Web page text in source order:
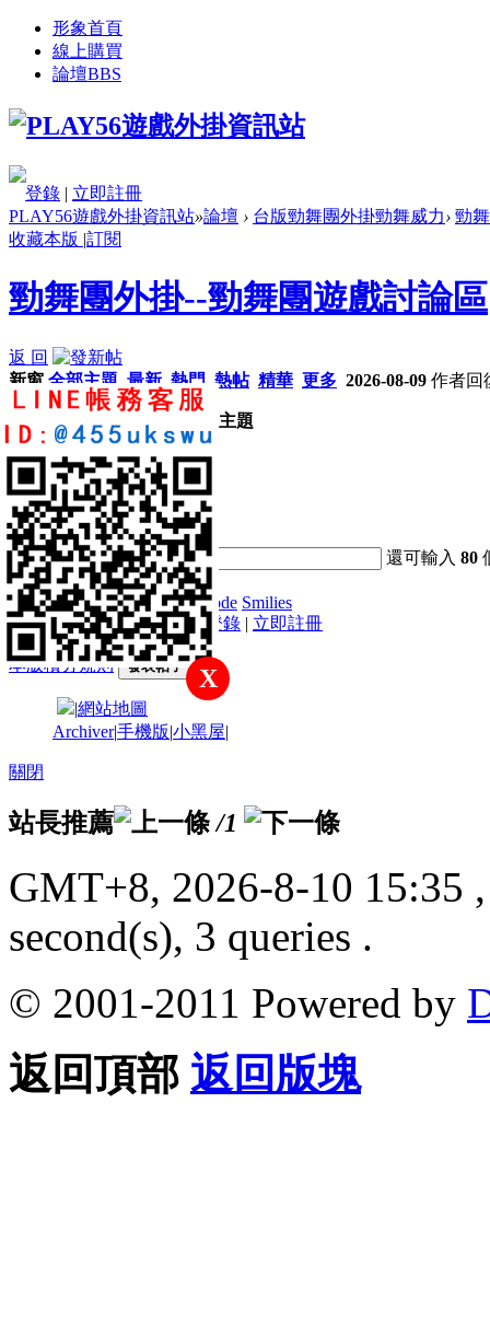
形象首頁
線上購買
論壇BBS
登錄 | 立即註冊
PLAY56遊戲外掛資訊站»論壇 › 台版勁舞團外掛勁舞威力› 勁
收藏本版 |訂閱
勁舞團外掛--勁舞團遊戲討論區
返 回
新窗 全部主題 最新 熱門 熱帖 精華 更多 2026-08-09 作者回
本版塊或指定的範圍內尚無主題
返 回
快速發帖
還可輸入80
高級模式
B
Color Image Link Quote Code Smilies
您需要登錄後才可以發帖登錄 | 立即註冊
本版積分規則 發表帖子 X
|網站地圖
Archiver|手機版|小黑屋|
關閉
站長推薦 /1
GMT+8, 2026-8-10 15:35
second(s), 3 queries .
© 2001-2011 Powered by
返回頂部 返回版塊